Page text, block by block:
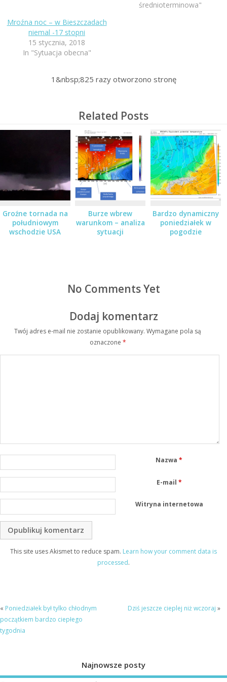
średnioterminowa"
Mroźna noc – w Bieszczadach
niemal -17 stopni
15 stycznia, 2018
In "Sytuacja obecna"
1&nbsp;825 razy otworzono stronę
Related Posts
Groźne tornada na
południowym
wschodzie USA
Burze wbrew
warunkom – analiza
sytuacji
Bardzo dynamiczny
poniedziałek w
pogodzie
No Comments Yet
Dodaj komentarz
Twój adres e-mail nie zostanie opublikowany. Wymagane pola są
oznaczone *
Nazwa*
E-mail *
Witryna internetowa
This site uses Akismet to reduce spam. Learn how your comment data is
processed.
« Poniedziałek był tylko chłodnym
początkiem bardzo ciepłego
tygodnia
Dziś jeszcze cieplej niż wczoraj »
Najnowsze posty